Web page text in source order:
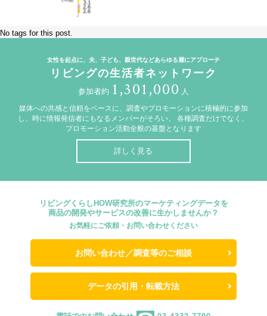
No tags for this post.
女性を起点に、夫、子ども、親世代などあらゆる層にアプローチ
リビングの生活者ネットワーク
参加者約 1,301,000 人
媒体への共感と信頼をベースに、調査やプロモーションに積極的に参加
し、時に情報発信者にもなるメンバーがそろい、
各種調査だけでなく、
プロモーション活動全般の基盤となります
詳しく見る
リビングくらしHOW研究所のマーケティングデータを
商品の開発やサービスの改善に生かしませんか？
お気軽にご依頼・お問い合わせください
お問い合わせ／調査等のご相談
データの引用・転載方法